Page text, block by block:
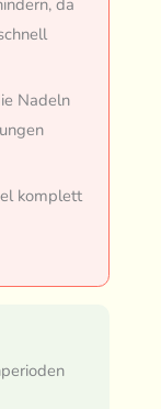
Nadeln
komplett